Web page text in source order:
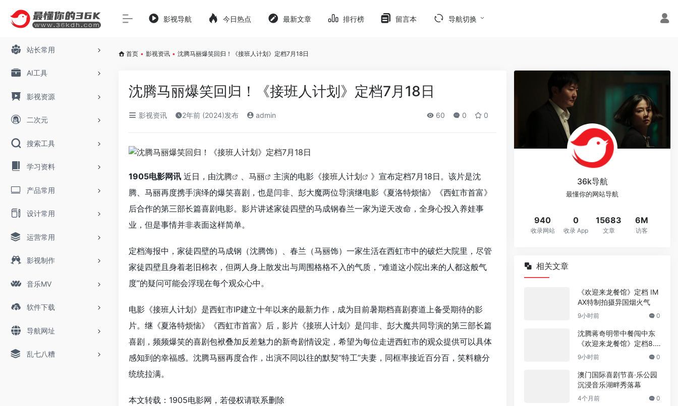
站长常用
AI工具
影视资源
二次元
搜索工具
学习资料
产品常用
设计常用
运营常用
影视制作
音乐MV
软件下载
导航网址
乱七八糟
影视导航 今日热点 最新文章 排行榜 留言本 导航切换
首页 • 影视资讯 • 沈腾马丽爆笑回归！《接班人计划》定档7月18日
沈腾马丽爆笑回归！《接班人计划》定档7月18日
影视资讯 2年前 (2024)发布 admin 60 0 0
1905电影网讯 近日，由沈腾 马丽 主演的电影《接班人计划
》宣布定档7月18日。该片是沈
腾、马丽再度携手演绎的爆笑喜剧，也是闫非、彭大魔两位导演继电影《夏洛特烦恼》《西虹市首富》
后合作的第三部长篇喜剧电影。影片讲述家徒四壁的马成钢春兰一家为逆天改命，全身心投入养娃事
业，但是事情并非表面这样简单。
定档海报中，家徒四壁的马成钢（沈腾饰）、春兰（马丽饰）一家生活在西虹市中的破烂大院里，尽管
家徒四壁且身着老旧棉衣，但两人身上散发出与周围格格不入的气质，“难道这小院出来的人都这般气
度”的疑问可能会浮现在每个观众心中。
电影《接班人计划》是西虹市IP建立十年以来的最新力作，成为目前暑期档喜剧赛道上备受期待的影
片。继《夏洛特烦恼》《西虹市首富》后，影片《接班人计划》是闫非、彭大魔共同导演的第三部长篇
喜剧，频频爆笑的喜剧包袱叠加反差魅力的新奇剧情设定，希望为每位走进西虹市的观众提供可以具体
感知到的幸福感。沈腾马丽再度合作，出演不同以往的默契“特工”夫妻，同框率接近百分百，笑料糖分
统统拉满。
本文转载：1905电影网，若侵权请联系删除
36k导航
最懂你的网站导航
940
收录网站
0
收录 App
15683
文章
6M
访客
相关文章
《欢迎来龙餐馆》定档 IM
AX特制拍摄异国烟火气
9小时前 0
沈腾蒋奇明带中餐闯中东
《欢迎来龙餐馆》定档8.1
1
9小时前 0
澳门国际喜剧节喜·乐公园
沉浸音乐湖畔秀落幕
4个月前 0